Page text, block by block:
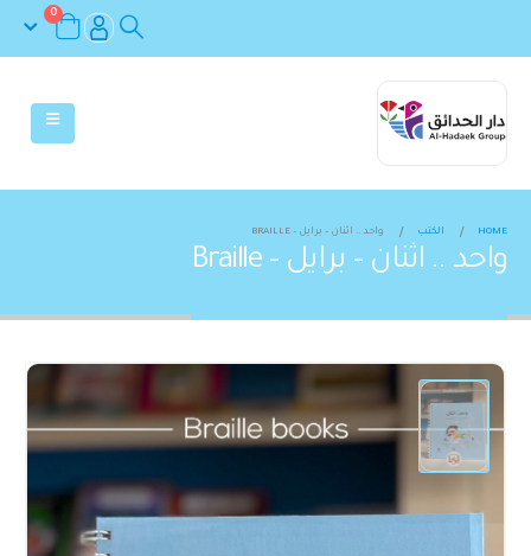
0
HOME الكتب واحد .. اثنان – برايل – BRAILLE
واحد .. اثنان – برايل – Braille